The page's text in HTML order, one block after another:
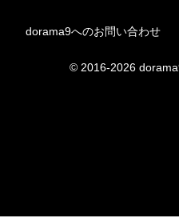
dorama9へのお問い合わせ
© 2016-2026